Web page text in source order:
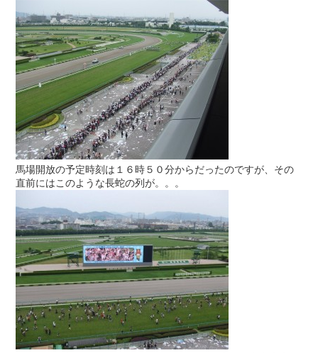
馬場開放の予定時刻は１６時５０分からだったのですが、その
直前にはこのような長蛇の列が。。。